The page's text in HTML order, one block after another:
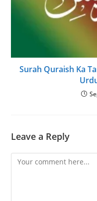
Surah Quraish Ka
Leave a Reply
Comment